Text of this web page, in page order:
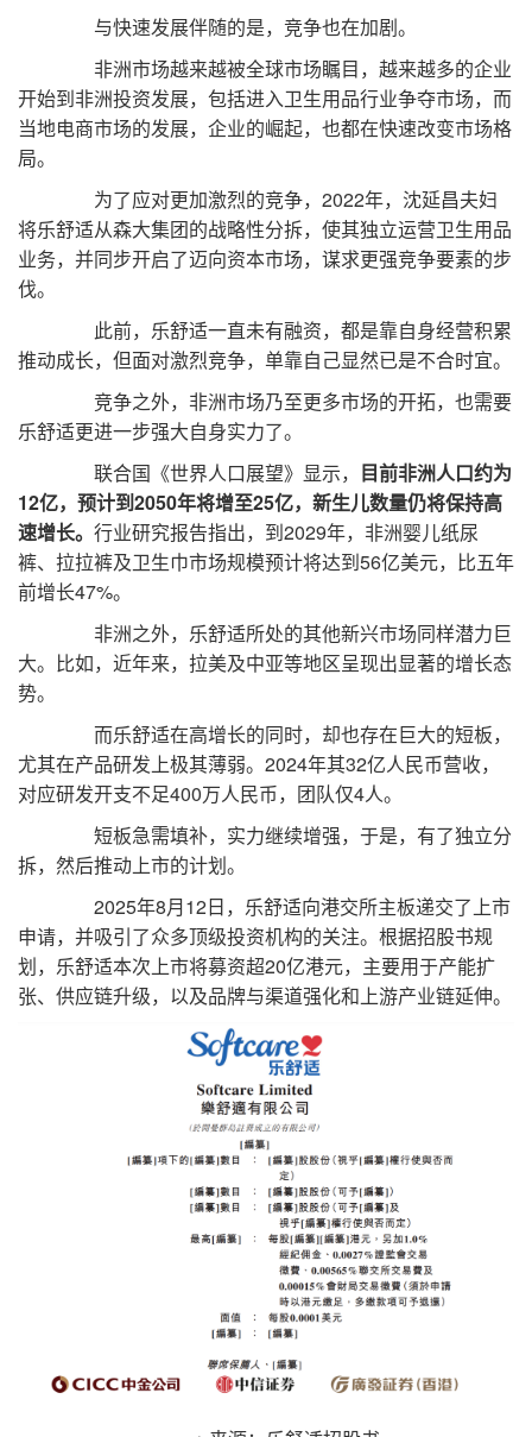
与快速发展伴随的是，竞争也在加剧。
非洲市场越来越被全球市场瞩目，越来越多的企业
开始到非洲投资发展，包括进入卫生用品行业争夺市场，而
当地电商市场的发展，企业的崛起，也都在快速改变市场格
局。
为了应对更加激烈的竞争，2022年，沈延昌夫妇
将乐舒适从森大集团的战略性分拆，使其独立运营卫生用品
业务，并同步开启了迈向资本市场，谋求更强竞争要素的步
伐。
此前，乐舒适一直未有融资，都是靠自身经营积累
推动成长，但面对激烈竞争，单靠自己显然已是不合时宜。
竞争之外，非洲市场乃至更多市场的开拓，也需要
乐舒适更进一步强大自身实力了。
联合国《世界人口展望》显示， 目前非洲人口约为
12亿，预计到2050年将增至25亿，新生儿数量仍将保持高
速增长。 行业研究报告指出，到2029年，非洲婴儿纸尿
裤、拉拉裤及卫生巾市场规模预计将达到56亿美元，比五年
前增长47%。
非洲之外，乐舒适所处的其他新兴市场同样潜力巨
大。比如，近年来，拉美及中亚等地区呈现出显著的增长态
势。
而乐舒适在高增长的同时，却也存在巨大的短板，
尤其在产品研发上极其薄弱。2024年其32亿人民币营收，
对应研发开支不足400万人民币，团队仅4人。
短板急需填补，实力继续增强，于是，有了独立分
拆，然后推动上市的计划。
2025年8月12日，乐舒适向港交所主板递交了上市
申请，并吸引了众多顶级投资机构的关注。根据招股书规
划，乐舒适本次上市将募资超20亿港元，主要用于产能扩
张、供应链升级，以及品牌与渠道强化和上游产业链延伸。